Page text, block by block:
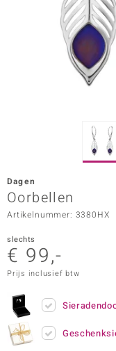
Vogue
in Italy
Paraíso
Dagen
Oorbellen
Artikelnummer: 3380HX
slechts
€ 99,-
Prijs inclusief btw